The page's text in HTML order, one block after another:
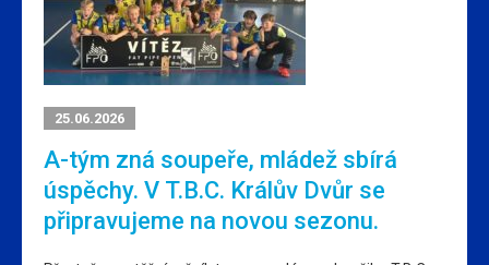
25.06.2026
A-tým zná soupeře, mládež sbírá
úspěchy. V T.B.C. Králův Dvůr se
připravujeme na novou sezonu.